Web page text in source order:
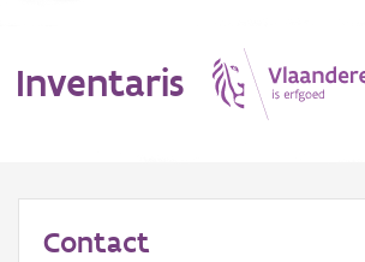
Inventaris
Contact